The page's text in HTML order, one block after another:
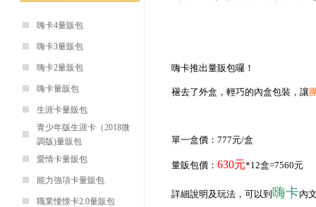
嗨卡4量販包
嗨卡3量販包
嗨卡2量販包
嗨卡量販包
生涯卡量販包
青少年版生涯卡（2018微
調版)量販包
愛情卡量販包
能力強項卡量販包
職業憧憬卡2.0量販包
嗨卡推出量販包囉！
褪去了外盒，輕巧的內盒包裝，讓
單一盒價：777元/盒
量販包價： 630元*12盒=7560元
詳細說明及玩法，可以到 嗨卡內